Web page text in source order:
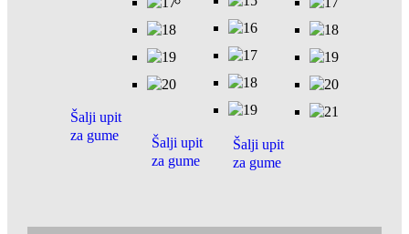
Šalji upit
za gume
Šalji upit
za gume
Šalji upit
za gume